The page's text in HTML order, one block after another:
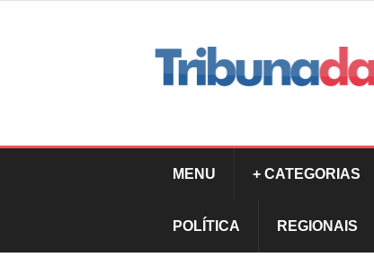
MENU + CATEGORIAS
POLÍTICA REGIONAIS